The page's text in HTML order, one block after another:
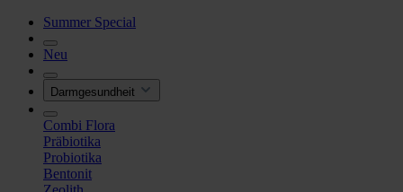
Summer Special
Neu
Darmgesundheit
Combi Flora
Präbiotika
Probiotika
Bentonit